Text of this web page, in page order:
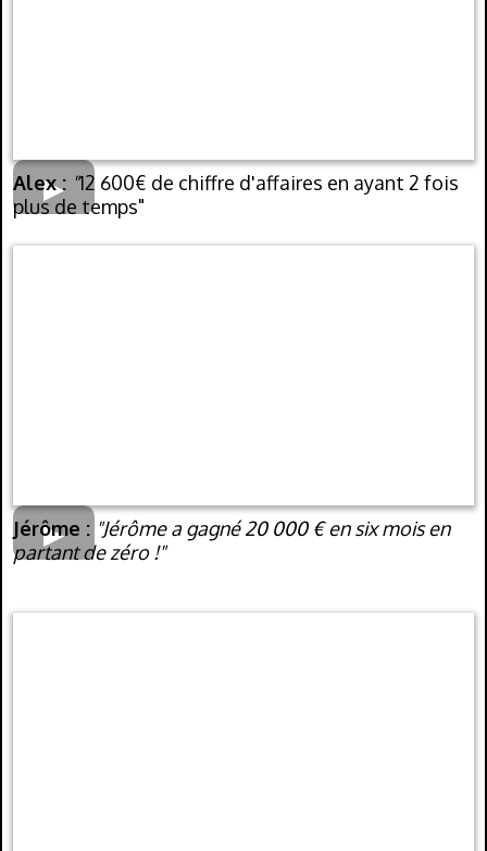
Alex : "12 600€ de chiffre d'affaires en ayant 2 fois
plus de temps"
Jérôme : "Jérôme a gagné 20 000 € en six mois en
partant de zéro !"